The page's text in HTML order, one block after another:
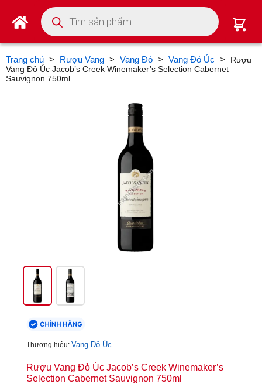
Trang chủ > Rượu Vang > Vang Đỏ > Vang Đỏ Úc >
Rượu
Vang Đỏ Úc Jacob’s Creek Winemaker’s Selection Cabernet
Sauvignon 750ml
Thương hiệu: Vang Đỏ Úc
Rượu Vang Đỏ Úc Jacob’s Creek Winemaker’s
Selection Cabernet Sauvignon 750ml